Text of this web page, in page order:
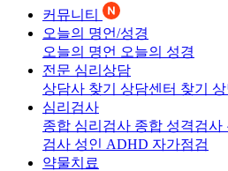
커뮤니티
오늘의 명언/성경
오늘의 명언 오늘의 성경
전문 심리상담
상담사 찾기 상담센터 찾기 상
심리검사
종합 심리검사 종합 성격검사
검사 성인 ADHD 자가점검
약물치료